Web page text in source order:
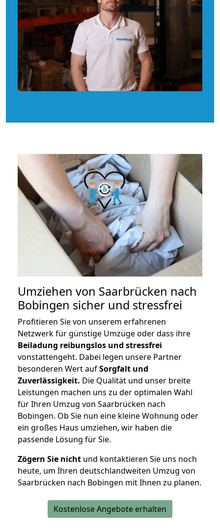
Umziehen von Saarbrücken nach
Bobingen sicher und stressfrei
Profitieren Sie von unserem erfahrenen
Netzwerk für günstige Umzüge oder dass ihre
Beiladung reibungslos und stressfrei
vonstattengeht. Dabei legen unsere Partner
besonderen Wert aufSorgfalt und
Zuverlässigkeit. Die Qualität und unser breite
Leistungen machen uns zu der optimalen Wahl
für Ihren Umzug von Saarbrücken nach
Bobingen. Ob Sie nun eine kleine Wohnung oder
ein großes Haus umziehen, wir haben die
passende Lösung für Sie.
Zögern Sie nicht und kontaktieren Sie uns noch
heute, um Ihren deutschlandweiten Umzug von
Saarbrücken nach Bobingen mit Ihnen zu planen.
Kostenlose Angebote erhalten